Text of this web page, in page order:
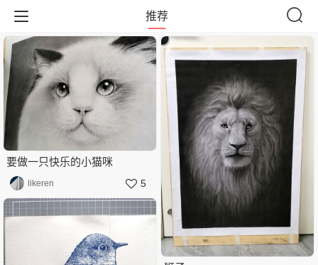
推荐
要做一只快乐的小猫咪
likeren 5